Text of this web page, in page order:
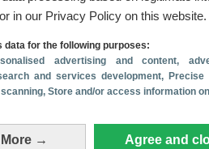
in our Privacy Policy on this website.
for the following purposes:
advertising and content,
and services development, Precise
, Store and/or access information
More → Agree and
wordt AI ook ingezet om je er
het op grote schaal
op YouTube.
wanneer een telefoonnummer
onlangs zelfs een
te beschermen tegen